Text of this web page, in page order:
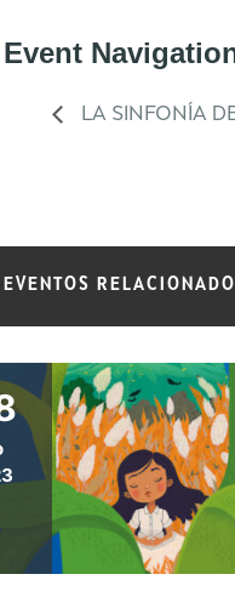
Event
LA SINFONÍA
EVENTOS